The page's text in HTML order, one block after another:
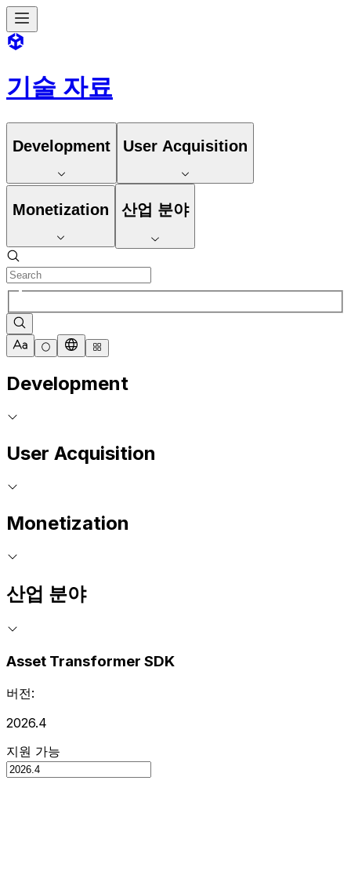
기술 자료
Development User Acquisition
Monetization 산업 분야
Development
User Acquisition
Monetization
산업 분야
Asset Transformer SDK
버전:
2026.4
지원 가능